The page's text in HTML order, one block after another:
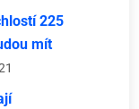
225
mít